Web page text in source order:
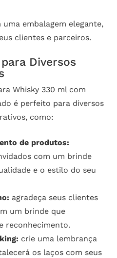
embalagem elegante,
clientes e parceiros.
Diversos
Whisky 330 ml com
é perfeito para diversos
como:
de produtos:
com um brinde
e o estilo do seu
agradeça seus clientes
um brinde que
reconhecimento.
crie uma lembrança
os laços com seus